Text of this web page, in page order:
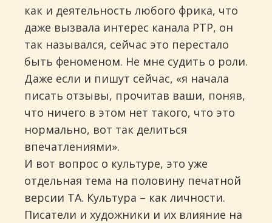
как и деятельность любого фрика, что
даже вызвала интерес канала РТР, он
так назывался, сейчас это перестало
быть феноменом. Не мне судить о роли.
Даже если и пишут сейчас, «я начала
писать отзывы, прочитав ваши, поняв,
что ничего в этом нет такого, что это
нормально, вот так делиться
впечатлениями».
И вот вопрос о культуре, это уже
отдельная тема на половину печатной
версии ТА. Культура – как личности.
Писатели и художники и их влияние на